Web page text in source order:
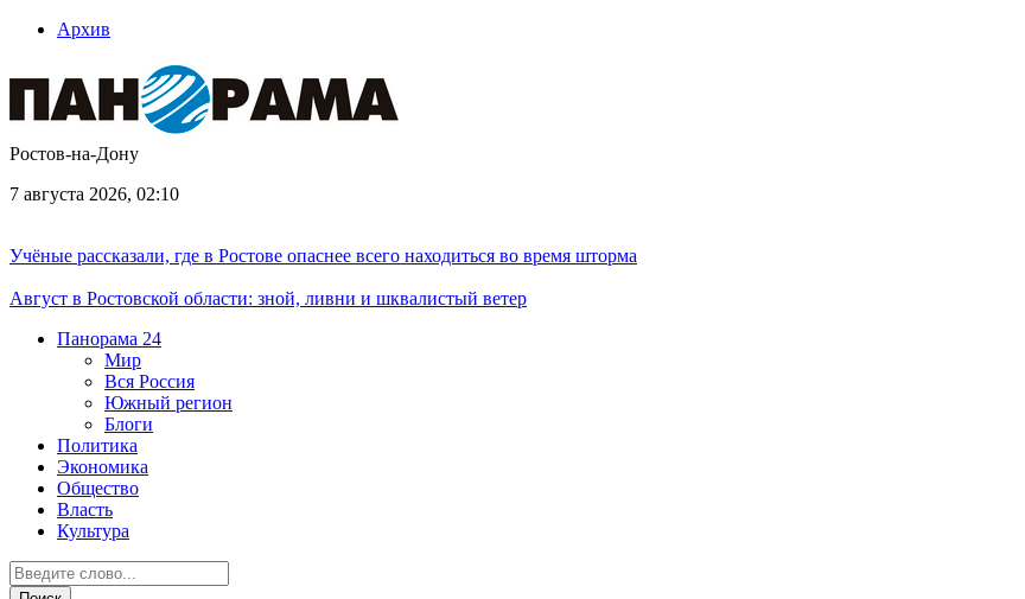
Архив
Ростов-на-Дону
7 августа 2026, 02:10
Учёные рассказали, где в Ростове опаснее всего находиться во время шторма
Август в Ростовской области: зной, ливни и шквалистый ветер
Панорама 24
Мир
Вся Россия
Южный регион
Блоги
Политика
Экономика
Общество
Власть
Культура